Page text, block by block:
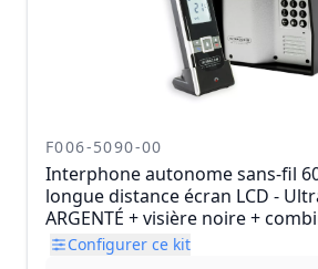
F006-5090-00
Interphone autonome sans-fil
longue distance écran LCD -
ARGENTÉ + visière noire +
Configurer ce kit